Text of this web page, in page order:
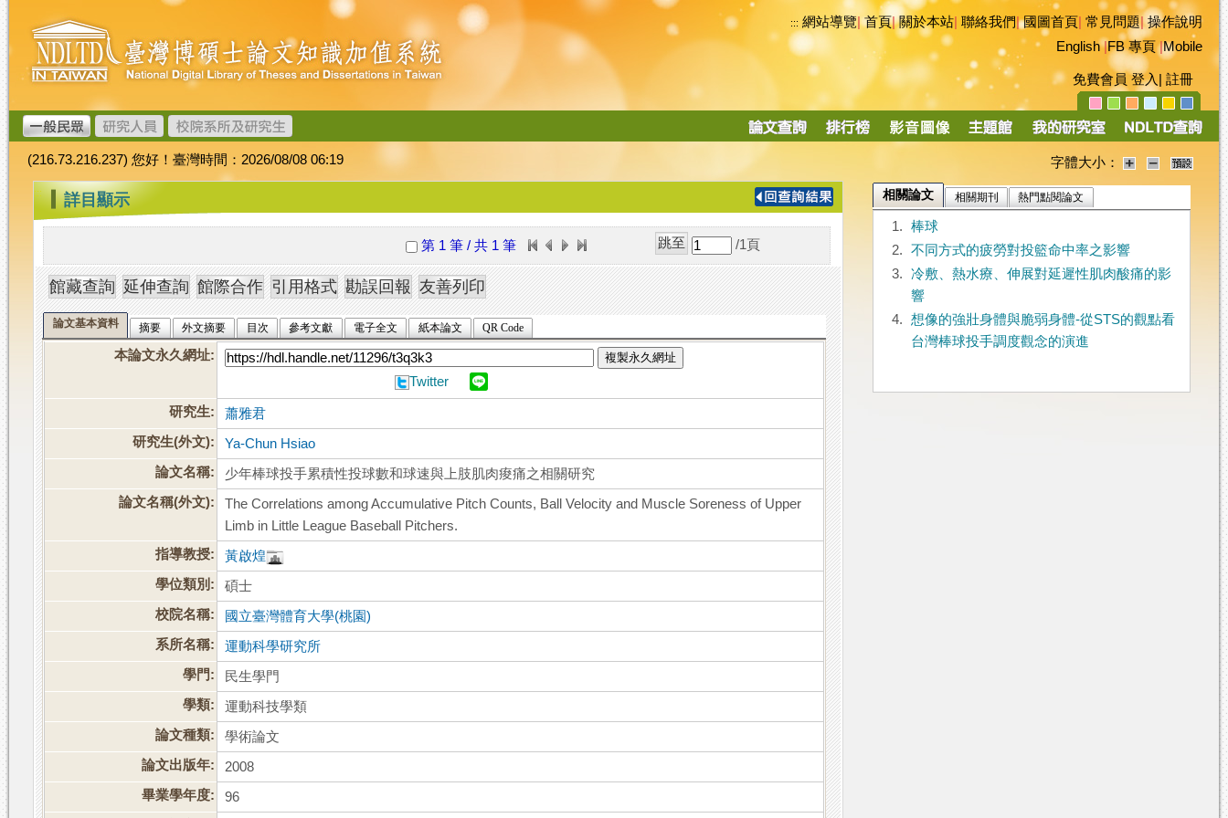
跳
到
主
要
內
容
臺
灣
博
碩
士
論
文
加
值
系
統
::: 網站導覽|首頁|關於本站 聯絡我們|國圖首頁 常見問題|操作說明
English|FB 專頁|Mobile
免費會員 登入 註冊
導
(216.73.216.237) 您好！臺灣時間：2026/08/08 06:19 字體大小：
::: 詳目顯示
第 1 筆 / 共 1 筆 /1 頁
論文基本資料 摘要 外文摘要 目次 參考文獻 電子全文 紙本論文 QR Code
本論文永久網址: 複製永久網址
Twitter
研究生:
蕭雅君
研究生(外文):
Ya-Chun Hsiao
論文名稱:
少年棒球投手累積性投球數和球速與上肢肌肉痠痛之相關研究
論文名稱(外文):
The Correlations among Accumulative Pitch Counts, Ball Velocity and Muscle Soreness of Upper
Limb in Little League Baseball Pitchers.
指導教授:
黃啟煌
學位類別:
碩士
校院名稱:
國立臺灣體育大學(桃園)
系所名稱:
運動科學研究所
學門:
民生學門
學類:
運動科技學類
論文種類:
學術論文
論文出版年:
2008
畢業學年度:
96
相關論文 相關期刊 熱門點閱論文
1.
棒球
2.
不同方式的疲勞對投籃命中率之影響
3.
冷敷、熱水療、伸展對延遲性肌肉酸痛的影
響
4.
想像的強壯身體與脆弱身體-從STS的觀點看
台灣棒球投手調度觀念的演進